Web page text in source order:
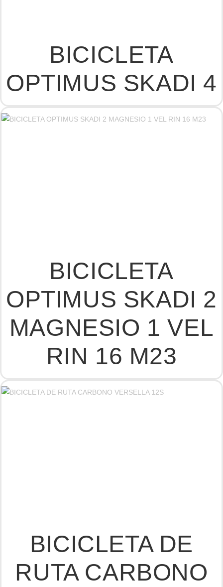
BICICLETA
OPTIMUS SKADI 4
BICICLETA
OPTIMUS SKADI 2
MAGNESIO 1 VEL
RIN 16 M23
BICICLETA DE
RUTA CARBONO